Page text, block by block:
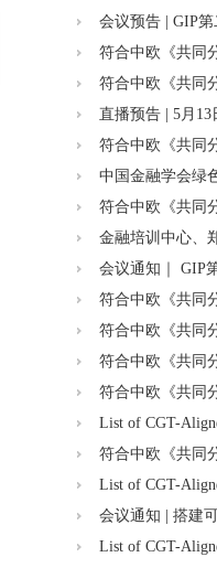
会议预告 | GIP
符合中欧《共同
符合中欧《共同
直播预告 | 5月
符合中欧《共同
中国金融学会绿
符合中欧《共同
金融培训中心、
会议通知｜ GIP
符合中欧《共同
符合中欧《共同
符合中欧《共同
符合中欧《共同
List of CGT-
符合中欧《共同
List of CGT-
会议通知 | 搭建
List of CGT-